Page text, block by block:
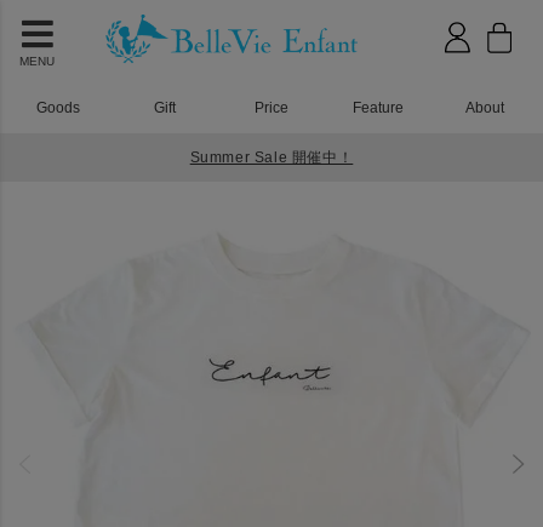
MENU
Goods Gift Price Feature About
Summer Sale 開催中！
ラフィネTシャツ Maman